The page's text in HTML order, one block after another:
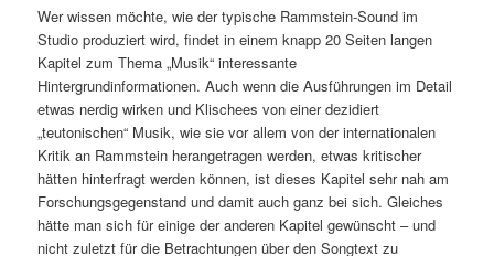
Wer wissen möchte, wie der typische Rammstein-Sound im
Studio produziert wird, findet in einem knapp 20 Seiten langen
Kapitel zum Thema „Musik“ interessante
Hintergrundinformationen. Auch wenn die Ausführungen im Detail
etwas nerdig wirken und Klischees von einer dezidiert
„teutonischen“ Musik, wie sie vor allem von der internationalen
Kritik an Rammstein herangetragen werden, etwas kritischer
hätten hinterfragt werden können, ist dieses Kapitel sehr nah am
Forschungsgegenstand und damit auch ganz bei sich. Gleiches
hätte man sich für einige der anderen Kapitel gewünscht – und
nicht zuletzt für die Betrachtungen über den Songtext zu